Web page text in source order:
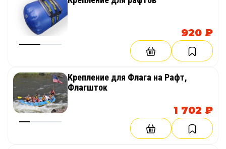
920 ₽
Крепление для Флага на Рафт,
Флагшток
1 702 ₽